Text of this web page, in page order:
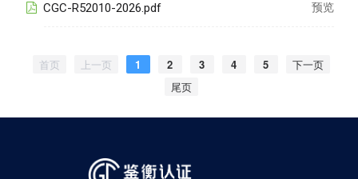
CGC-R52010-2026.pdf 预览
首页 上一页 1 2 3 4 5
下一页
尾页